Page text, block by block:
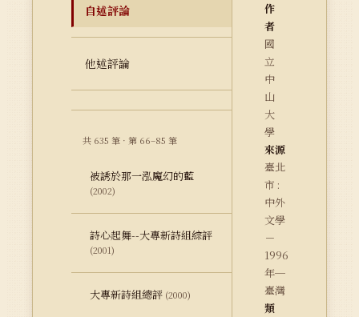
自述評論
他述評論
共 635 筆 · 第 66–85 筆
被誘於那一泓魔幻的藍
(2002)
詩心起舞--大專新詩組綜評
(2001)
大專新詩組總評 (2000)
作
者
國
立
中
山
大
學
來源
臺北
市 :
中外
文學
－
1996
年─
臺灣
類